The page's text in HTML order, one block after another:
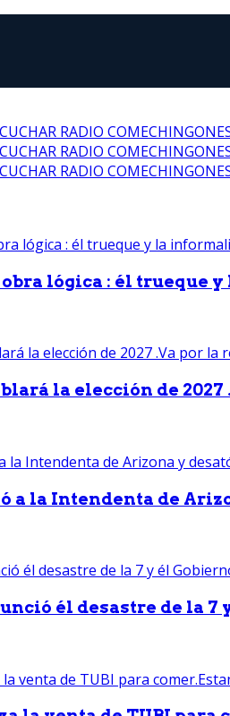
RADIO
RADIO
RADIO
lógica : él trueque
la elección de 2027
a la Intendenta de
él desastre de la 7